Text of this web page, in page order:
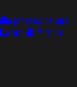
por causa da seca
diz Miranda